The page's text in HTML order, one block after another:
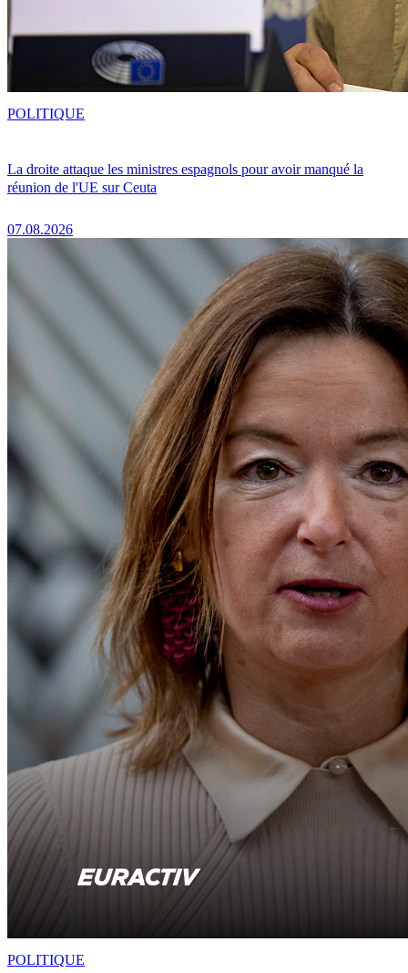
La droite attaque les ministres espagnols pour avoir manqué la
réunion de l'UE sur Ceuta
07.08.2026
POLITIQUE
POLITIQUE